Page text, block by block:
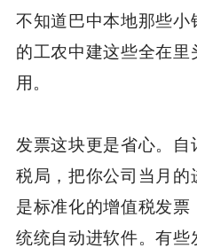
不知道巴中本地那些
的工农中建这些全在
用。
发票这块更是省心。
税局，把你公司当月
是标准化的增值税发票
统统自动进软件。有些